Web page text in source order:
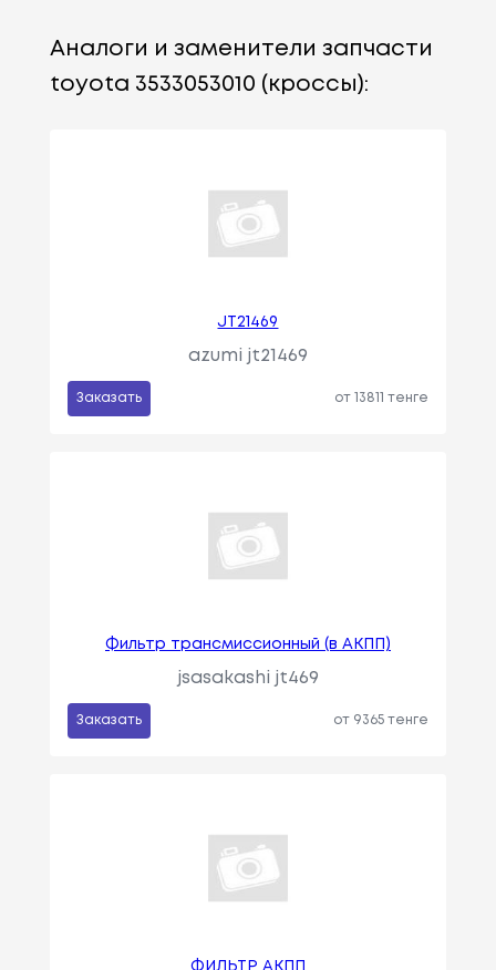
Аналоги и заменители запчасти
toyota 3533053010 (кроссы):
JT21469
azumi jt21469
Заказать от 13811 тенге
Фильтр трансмиссионный (в АКПП)
jsasakashi jt469
Заказать от 9365 тенге
ФИЛЬТР АКПП